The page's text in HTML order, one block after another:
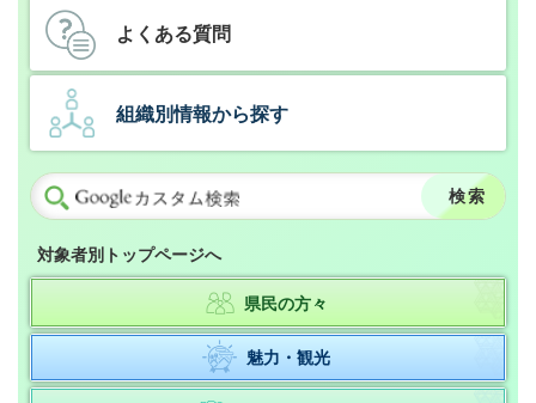
よくある質問
組織別情報から探す
対象者別トップページへ
県民の方々
魅力・観光